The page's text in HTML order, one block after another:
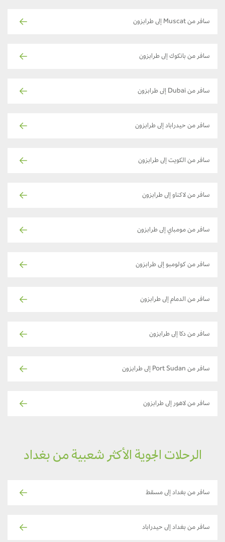
سافر من Muscat إلى طرابزون
سافر من بانكوك إلى طرابزون
سافر من Dubai إلى طرابزون
سافر من حيدراباد إلى طرابزون
سافر من الكويت إلى طرابزون
سافر من لاكناو إلى طرابزون
سافر من مومباي إلى طرابزون
سافر من كولومبو إلى طرابزون
سافر من الدمام إلى طرابزون
سافر من دكا إلى طرابزون
سافر من Port Sudan إلى طرابزون
سافر من لاهور إلى طرابزون
الرحلات الجوية الأكثر شعبية من بغداد
سافر من بغداد إلى مسقط
سافر من بغداد إلى حيدراباد